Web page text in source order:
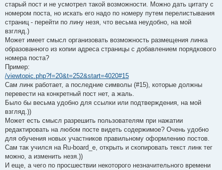
старый пост и не усмотрел такой возможности. Можно дать цитату с
номером поста, но искать его надо по номеру путем перелистывания
страниц - перейти по лину незя, что весьма неудобно, на мой
взгляд.)
Может имеет смысл организовать возможность размещения линка
образованного из копии адреса страницы с добавлением порядкового
номера поста?
Пример:
/viewtopic.php?f=20&t=252&start=4020#15
Сам линк работает, а последние символы (#15), которые должны
перевести на конкретный пост нет, а жаль.
Было бы весьма удобно для ссылки или подтверждения, на мой
взгляд.))
Может есть смысл разрешить пользователям при нажатии
редактировать на любом посте видеть содержимое? Очень удобно
для обучения новых участников правильному оформлению постов.
Сам так учился на Ru-board_е, открыть и скопировать текст линк тег
можно, а изменить незя.))
И еще, а чего по просшествии некоторого незначительного времени